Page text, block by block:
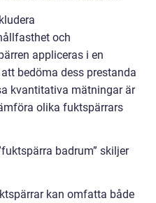
och
appliceras i en
bedöma dess prestanda
kvantitativa mätningar är
olika fuktspärrars
badrum” skiljer
kan omfatta både